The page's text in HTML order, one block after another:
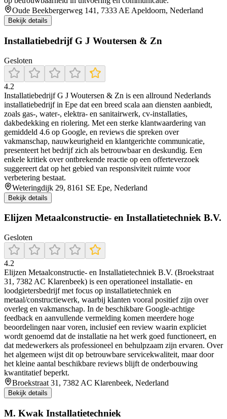
Oude Beekbergerweg 141, 7333 AE Apeldoorn, Nederland
Bekijk details
Installatiebedrijf G J Woutersen & Zn
Gesloten
4.2
Installatiebedrijf G J Woutersen & Zn is een allround Nederlands
installatiebedrijf in Epe dat een breed scala aan diensten aanbiedt,
zoals gas‑, water‑, elektra‑ en sanitairwerk, cv-installaties,
dakbedekking en riolering. Met een sterke klantwaardering van
gemiddeld 4.6 op Google, en reviews die spreken over
vakmanschap, nauwkeurigheid en klantgerichte communicatie,
presenteert het bedrijf zich als betrouwbaar en deskundig. Een
enkele kritiek over ontbrekende reactie op een offerteverzoek
suggereert dat op het gebied van responsiviteit ruimte voor
verbetering bestaat.
Weteringdijk 29, 8161 SE Epe, Nederland
Bekijk details
Elijzen Metaalconstructie- en Installatietechniek B.V.
Gesloten
4.2
Elijzen Metaalconstructie- en Installatietechniek B.V. (Broekstraat
31, 7382 AC Klarenbeek) is een operationeel installatie- en
loodgietersbedrijf met focus op installatietechniek en
metaal/constructiewerk, waarbij klanten vooral positief zijn over
overleg en vakmanschap. In de beschikbare Google-achtige
feedback en aanvullende vermelding komen meerdere hoge
beoordelingen naar voren, inclusief een review waarin expliciet
wordt genoemd dat de installatie na het werk goed functioneert, en
dat medewerkers als professioneel en behulpzaam zijn ervaren. Over
het algemeen wijst dit op betrouwbare servicekwaliteit, maar door
het kleine aantal beschikbare reviews blijft de onderbouwing
kwantitatief beperkt.
Broekstraat 31, 7382 AC Klarenbeek, Nederland
Bekijk details
M. Kwak Installatietechniek